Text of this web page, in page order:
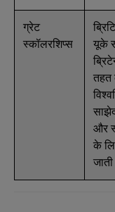
ग्रेट
स्कॉलरशिप्स
यूके
और
के